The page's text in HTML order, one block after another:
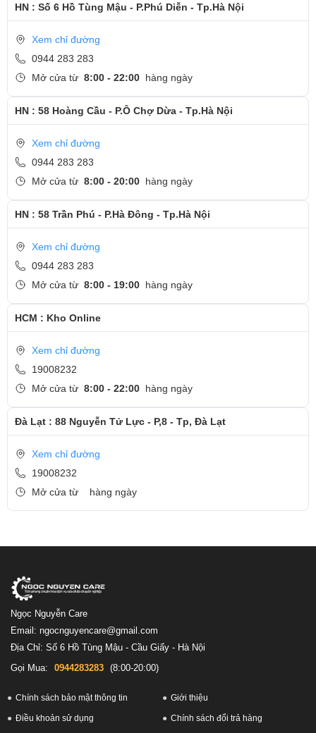
HN : Số 6 Hồ Tùng Mậu - P.Phú Diễn - Tp.Hà Nội
Xem chỉ đường
0944 283 283
Mở cửa từ 8:00 - 22:00 hàng ngày
HN : 58 Hoàng Cầu - P.Ô Chợ Dừa - Tp.Hà Nội
Xem chỉ đường
0944 283 283
Mở cửa từ 8:00 - 20:00 hàng ngày
HN : 58 Trần Phú - P.Hà Đông - Tp.Hà Nội
Xem chỉ đường
0944 283 283
Mở cửa từ 8:00 - 19:00 hàng ngày
HCM : Kho Online
Xem chỉ đường
19008232
Mở cửa từ 8:00 - 22:00 hàng ngày
Đà Lạt : 88 Nguyễn Tử Lực - P,8 - Tp, Đà Lạt
Xem chỉ đường
19008232
Mở cửa từ
hàng ngày
Ngọc Nguyễn Care
Email: ngocnguyencare@gmail.com
Địa Chỉ: Số 6 Hồ Tùng Mậu - Cầu Giấy - Hà Nội
Gọi Mua:
0944283283 (8:00-20:00)
Chính sách bảo mật thông tin Giới thiệu
Điều khoản sử dụng Chính sách đổi trả hàng